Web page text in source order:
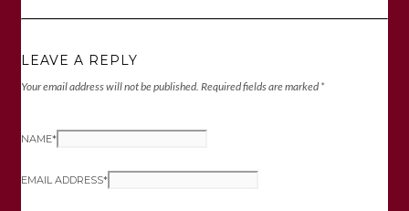
LEAVE A REPLY
Your email address will not be published. Required fields are marked *
NAME*
EMAIL ADDRESS*